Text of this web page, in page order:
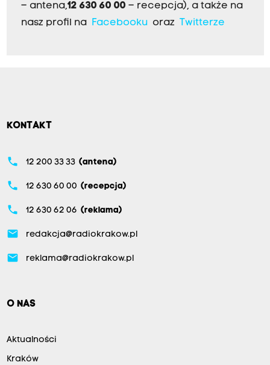
– antena,12 630 60 00 – recepcja), a także na
nasz profil na
Facebookuoraz Twitterze
KONTAKT
phone 12 200 33 33 (antena)
phone 12 630 60 00 (recepcja)
phone 12 630 62 06 (reklama)
email redakcja@radiokrakow.pl
email reklama@radiokrakow.pl
O NAS
Aktualności
Kraków